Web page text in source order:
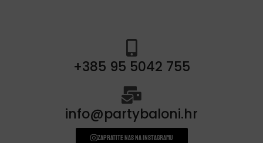
+385 95 5042 755
info@partybaloni.hr
Zapratite nas na instagramu